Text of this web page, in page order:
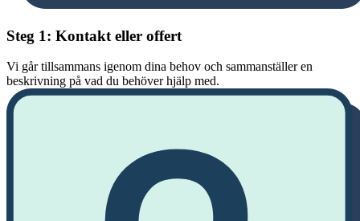
Steg 1: Kontakt eller offert
Vi går tillsammans igenom dina behov och sammanställer en
beskrivning på vad du behöver hjälp med.